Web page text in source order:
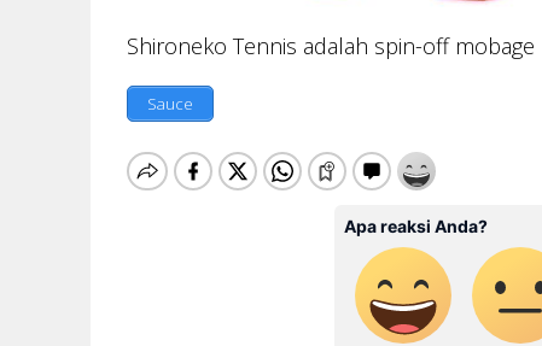
Shironeko Tennis adalah spin-off
Sauce